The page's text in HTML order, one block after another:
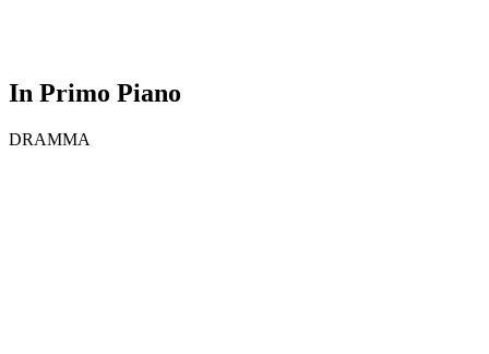
In Primo Piano
DRAMMA